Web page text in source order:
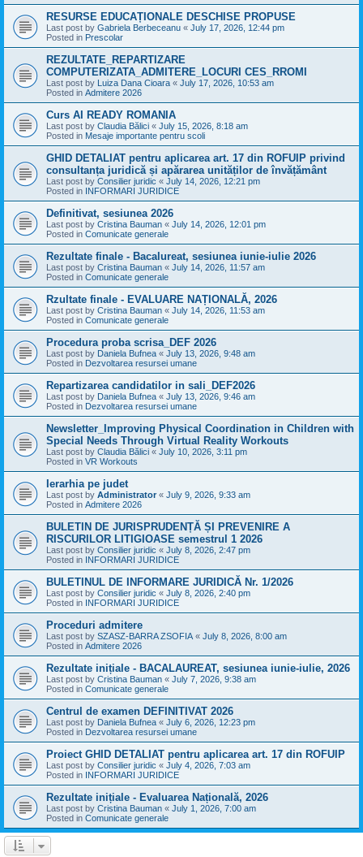
RESURSE EDUCAȚIONALE DESCHISE PROPUSE
Last post by Gabriela Berbeceanu « July 17, 2026, 12:44 pm
Posted in Prescolar
REZULTATE_REPARTIZARE
COMPUTERIZATA_ADMITERE_LOCURI CES_RROMI
Last post by Luiza Dana Cioara « July 17, 2026, 10:53 am
Posted in Admitere 2026
Curs AI READY ROMANIA
Last post by Claudia Bălici « July 15, 2026, 8:18 am
Posted in Mesaje importante pentru scoli
GHID DETALIAT pentru aplicarea art. 17 din ROFUIP privind
consultanța juridică și apărarea unităților de învățământ
Last post by Consilier juridic « July 14, 2026, 12:21 pm
Posted in INFORMARI JURIDICE
Definitivat, sesiunea 2026
Last post by Cristina Bauman « July 14, 2026, 12:01 pm
Posted in Comunicate generale
Rezultate finale - Bacalureat, sesiunea iunie-iulie 2026
Last post by Cristina Bauman « July 14, 2026, 11:57 am
Posted in Comunicate generale
Rzultate finale - EVALUARE NAȚIONALĂ, 2026
Last post by Cristina Bauman « July 14, 2026, 11:53 am
Posted in Comunicate generale
Procedura proba scrisa_DEF 2026
Last post by Daniela Bufnea « July 13, 2026, 9:48 am
Posted in Dezvoltarea resursei umane
Repartizarea candidatilor in sali_DEF2026
Last post by Daniela Bufnea « July 13, 2026, 9:46 am
Posted in Dezvoltarea resursei umane
Newsletter_Improving Physical Coordination in Children with
Special Needs Through Virtual Reality Workouts
Last post by Claudia Bălici « July 10, 2026, 3:11 pm
Posted in VR Workouts
Ierarhia pe judet
Last post by Administrator « July 9, 2026, 9:33 am
Posted in Admitere 2026
BULETIN DE JURISPRUDENȚĂ ȘI PREVENIRE A
RISCURILOR LITIGIOASE semestrul 1 2026
Last post by Consilier juridic « July 8, 2026, 2:47 pm
Posted in INFORMARI JURIDICE
BULETINUL DE INFORMARE JURIDICĂ Nr. 1/2026
Last post by Consilier juridic « July 8, 2026, 2:40 pm
Posted in INFORMARI JURIDICE
Proceduri admitere
Last post by SZASZ-BARRA ZSOFIA « July 8, 2026, 8:00 am
Posted in Admitere 2026
Rezultate inițiale - BACALAUREAT, sesiunea iunie-iulie, 2026
Last post by Cristina Bauman « July 7, 2026, 9:38 am
Posted in Comunicate generale
Centrul de examen DEFINITIVAT 2026
Last post by Daniela Bufnea « July 6, 2026, 12:23 pm
Posted in Dezvoltarea resursei umane
Proiect GHID DETALIAT pentru aplicarea art. 17 din ROFUIP
Last post by Consilier juridic « July 4, 2026, 7:03 am
Posted in INFORMARI JURIDICE
Rezultate inițiale - Evaluarea Națională, 2026
Last post by Cristina Bauman « July 1, 2026, 7:00 am
Posted in Comunicate generale